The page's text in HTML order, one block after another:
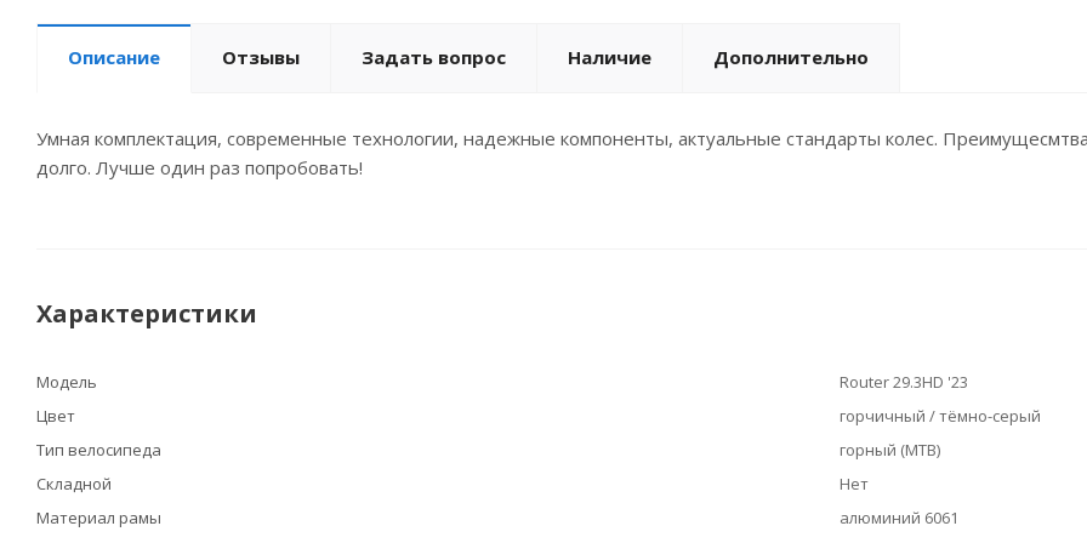
Описание Отзывы Задать вопрос Наличие Дополнительно
Умная комплектация, современные технологии, надежные компоненты, актуальные стандарты колес.
долго. Лучше один раз попробовать!
Характеристики
Модель
Router 29.3HD '23
Цвет
горчичный / тёмно-серый
Тип велосипеда
горный (MTB)
Складной
Нет
Материал рамы
алюминий 6061